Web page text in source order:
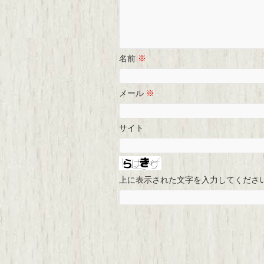
名前 ※
メール ※
サイト
上に表示された文字を入力してくださ